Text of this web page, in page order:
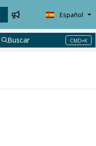
Español
Buscar CMD+K
Press CMD+K to open search